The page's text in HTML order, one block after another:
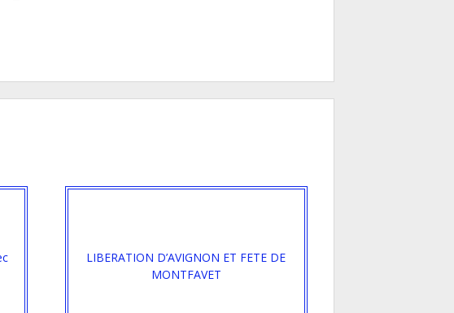
LIBERATION D’AVIGNON ET FETE DE
MONTFAVET